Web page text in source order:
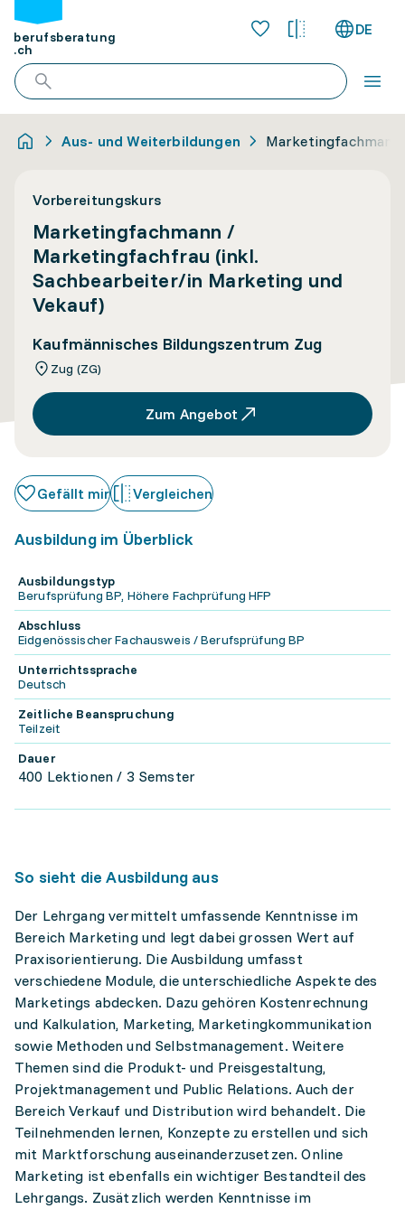
berufsberatung
.ch
DE
Aus- und Weiterbildungen
Vorbereitungskurs
Marketingfachmann /
Marketingfachfrau (inkl.
Sachbearbeiter/in Marketing und
Vekauf)
Kaufmännisches Bildungszentrum Zug
Zug (ZG)
Zum Angebot
Gefällt mir Vergleichen
Ausbildung im Überblick
Ausbildungstyp
Berufsprüfung BP, Höhere Fachprüfung HFP
Abschluss
Eidgenössischer Fachausweis / Berufsprüfung BP
Unterrichtssprache
Deutsch
Zeitliche Beanspruchung
Teilzeit
Dauer
400 Lektionen / 3 Semster
So sieht die Ausbildung aus
Der Lehrgang vermittelt umfassende Kenntnisse im
Bereich Marketing und legt dabei grossen Wert auf
Praxisorientierung. Die Ausbildung umfasst
verschiedene Module, die unterschiedliche Aspekte des
Marketings abdecken. Dazu gehören Kostenrechnung
und Kalkulation, Marketing, Marketingkommunikation
sowie Methoden und Selbstmanagement. Weitere
Themen sind die Produkt- und Preisgestaltung,
Projektmanagement und Public Relations. Auch der
Bereich Verkauf und Distribution wird behandelt. Die
Teilnehmenden lernen, Konzepte zu erstellen und sich
mit Marktforschung auseinanderzusetzen. Online
Marketing ist ebenfalls ein wichtiger Bestandteil des
Lehrgangs. Zusätzlich werden Kenntnisse im